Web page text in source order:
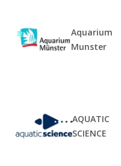
Aquarium
Munster
AQUATIC
SCIENCE